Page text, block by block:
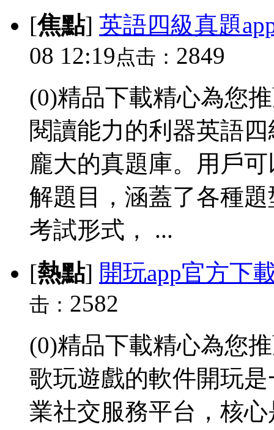
[焦點] 英語四級真題
08 12:19点击： 2849
(0)精品下載精心為您
閱讀能力的利器英語
龐大的真題庫。用戶
解題目，涵蓋了各種
考試形式， ...
[熱點] 開玩app官方下
击： 2582
(0)精品下載精心為您
歌玩遊戲的軟件開玩
業社交服務平台，核